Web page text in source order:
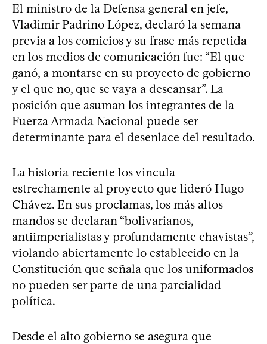
El ministro de la Defensa general en jefe,
Vladimir Padrino López, declaró la semana
previa a los comicios y su frase más repetida
en los medios de comunicación fue: “El que
ganó, a montarse en su proyecto de gobierno
y el que no, que se vaya a descansar”. La
posición que asuman los integrantes de la
Fuerza Armada Nacional puede ser
determinante para el desenlace del resultado.
La historia reciente los vincula
estrechamente al proyecto que lideró Hugo
Chávez. En sus proclamas, los más altos
mandos se declaran “bolivarianos,
antiimperialistas y profundamente chavistas”,
violando abiertamente lo establecido en la
Constitución que señala que los uniformados
no pueden ser parte de una parcialidad
política.
Desde el alto gobierno se asegura que